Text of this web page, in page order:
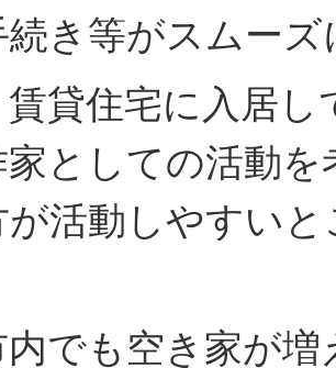
続き等がスムー
賃貸住宅に入居
としての活動を
が活動しやすい
内でも空き家が